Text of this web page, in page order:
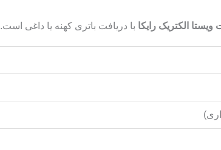
با دریافت باتری کهنه یا داغی است.